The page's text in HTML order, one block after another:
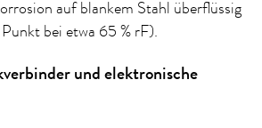
auf blankem Stahl überflüssig
bei etwa 65 % rF).
und elektronische